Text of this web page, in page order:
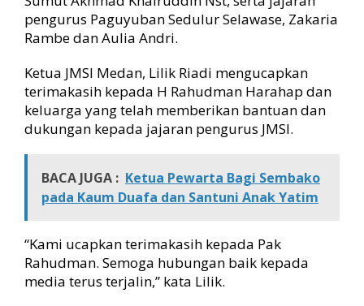
pengurus Paguyuban Sedulur Selawase, Zakaria
Rambe dan Aulia Andri.
Ketua JMSI Medan, Lilik Riadi mengucapkan
terimakasih kepada H Rahudman Harahap dan
keluarga yang telah memberikan bantuan dan
dukungan kepada jajaran pengurus JMSI.
BACA JUGA : Ketua Pewarta Bagi Sembako
pada Kaum Duafa dan Santuni Anak Yatim
“Kami ucapkan terimakasih kepada Pak
Rahudman. Semoga hubungan baik kepada
media terus terjalin,” kata Lilik.